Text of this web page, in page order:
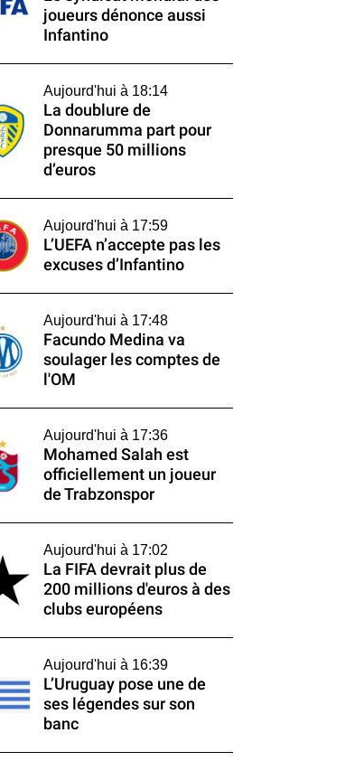
joueurs dénonce aussi
Infantino
Aujourd'hui à 18:14
La doublure de
Donnarumma part pour
presque 50 millions
d’euros
Aujourd'hui à 17:59
L’UEFA n’accepte pas les
excuses d’Infantino
Aujourd'hui à 17:48
Facundo Medina va
soulager les comptes de
l'OM
Aujourd'hui à 17:36
Mohamed Salah est
officiellement un joueur
de Trabzonspor
Aujourd'hui à 17:02
La FIFA devrait plus de
200 millions d'euros à des
clubs européens
Aujourd'hui à 16:39
L’Uruguay pose une de
ses légendes sur son
banc